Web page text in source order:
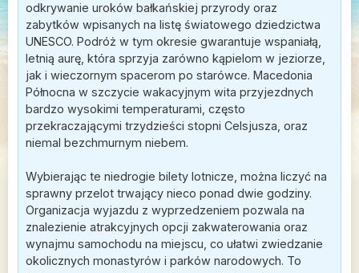
odkrywanie uroków bałkańskiej przyrody oraz
zabytków wpisanych na listę światowego dziedzictwa
UNESCO. Podróż w tym okresie gwarantuje wspaniałą,
letnią aurę, która sprzyja zarówno kąpielom w jeziorze,
jak i wieczornym spacerom po starówce. Macedonia
Północna w szczycie wakacyjnym wita przyjezdnych
bardzo wysokimi temperaturami, często
przekraczającymi trzydzieści stopni Celsjusza, oraz
niemal bezchmurnym niebem.
Wybierając te niedrogie bilety lotnicze, można liczyć na
sprawny przelot trwający nieco ponad dwie godziny.
Organizacja wyjazdu z wyprzedzeniem pozwala na
znalezienie atrakcyjnych opcji zakwaterowania oraz
wynajmu samochodu na miejscu, co ułatwi zwiedzanie
okolicznych monastyrów i parków narodowych. To